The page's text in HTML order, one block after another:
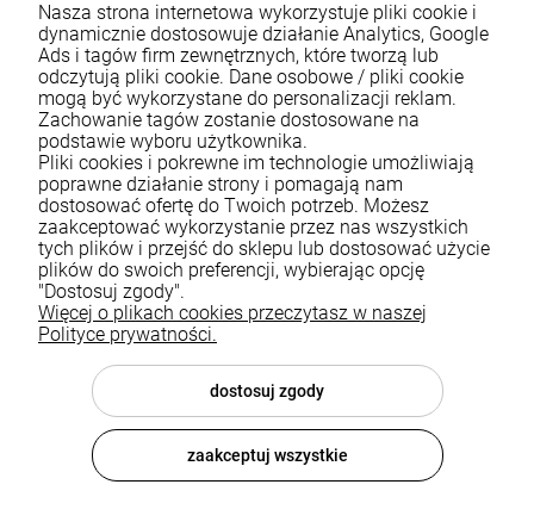
Pomoc
Moje konto
Płatności i dostawa
Informacje
Nasza strona internetowa wykorzystuje pliki cookie i
dynamicznie dostosowuje działanie Analytics, Google
Ads i tagów firm zewnętrznych, które tworzą lub
odczytują pliki cookie. Dane osobowe / pliki cookie
mogą być wykorzystane do personalizacji reklam.
Zachowanie tagów zostanie dostosowane na
podstawie wyboru użytkownika.
Pliki cookies i pokrewne im technologie umożliwiają
poprawne działanie strony i pomagają nam
dostosować ofertę do Twoich potrzeb. Możesz
zaakceptować wykorzystanie przez nas wszystkich
tych plików i przejść do sklepu lub dostosować użycie
plików do swoich preferencji, wybierając opcję
"Dostosuj zgody".
Więcej o plikach cookies przeczytasz w naszej
Polityce prywatności.
dostosuj zgody
zaakceptuj wszystkie